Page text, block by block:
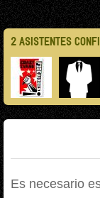
2 ASISTENTES
Es necesario